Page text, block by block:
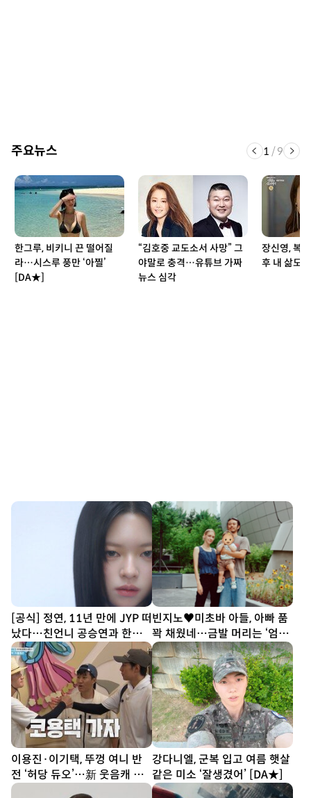
주요뉴스 1 /9
한그루, 비키니 끈 떨어질
라…시스루 풍만 ‘아찔’
[DA★]
“김호중 교도소서 사망” 그
야말로 충격…유튜브 가짜
뉴스 심각
장신영, 복
후 내 삶도
[공식] 정연, 11년 만에 JYP 떠
났다…친언니 공승연과 한솥
밥 ‘배우 도전’
빈지노♥미초바 아들, 아빠 품
꽉 채웠네…금발 머리는 ‘엄마
판박이’
이용진·이기택, 뚜껑 여니 반
전 ‘허당 듀오’…新 웃음캐 등
극 (1박2일)
강다니엘, 군복 입고 여름 햇살
같은 미소 ‘잘생겼어’ [DA★]